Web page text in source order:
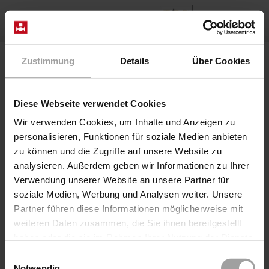
Zustimmung Details Über Cookies
Diese Webseite verwendet Cookies
Wir verwenden Cookies, um Inhalte und Anzeigen zu
personalisieren, Funktionen für soziale Medien anbieten
zu können und die Zugriffe auf unsere Website zu
analysieren. Außerdem geben wir Informationen zu Ihrer
Verwendung unserer Website an unsere Partner für
soziale Medien, Werbung und Analysen weiter. Unsere
Partner führen diese Informationen möglicherweise mit
weiteren Daten zusammen, die Sie ihnen bereitgestellt
IT
Valvola 2/918-26/0624/R280-modul
Coaxial Valve pneumatico diretto
Serie 2/918-..-06-R280